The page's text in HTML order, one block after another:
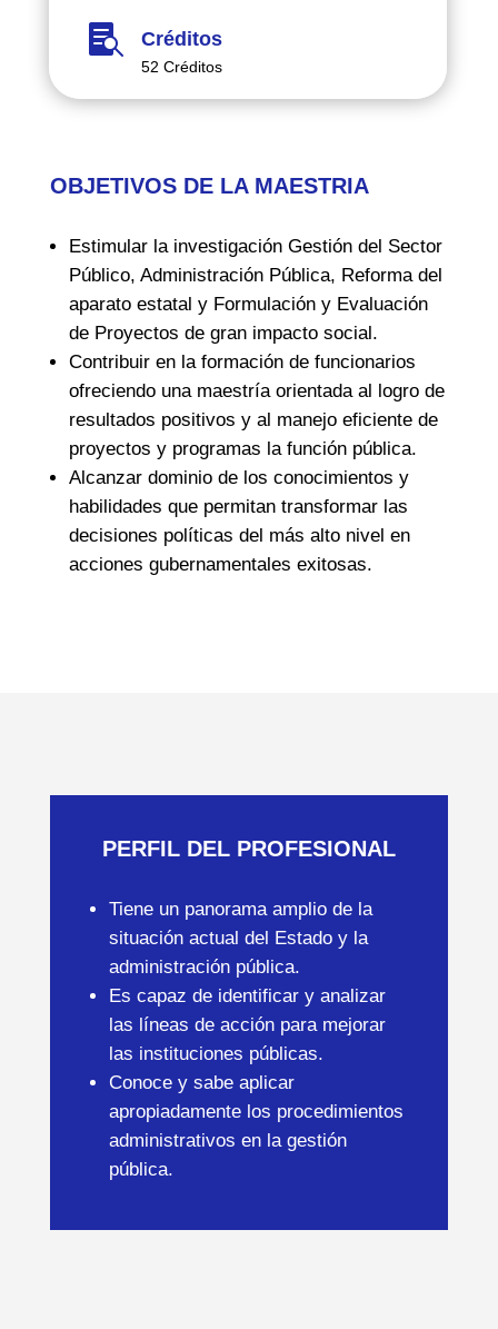
 Créditos
52 Créditos
OBJETIVOS DE LA MAESTRIA
Estimular la investigación Gestión del Sector
Público, Administración Pública, Reforma del
aparato estatal y Formulación y Evaluación
de Proyectos de gran impacto social.
Contribuir en la formación de funcionarios
ofreciendo una maestría orientada al logro de
resultados positivos y al manejo eficiente de
proyectos y programas la función pública.
Alcanzar dominio de los conocimientos y
habilidades que permitan transformar las
decisiones políticas del más alto nivel en
acciones gubernamentales exitosas.
PERFIL DEL PROFESIONAL
Tiene un panorama amplio de la
situación actual del Estado y la
administración pública.
Es capaz de identificar y analizar
las líneas de acción para mejorar
las instituciones públicas.
Conoce y sabe aplicar
apropiadamente los procedimientos
administrativos en la gestión
pública.